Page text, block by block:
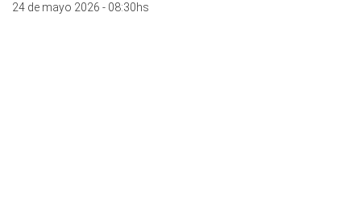
24 de mayo 2026 - 08:30hs